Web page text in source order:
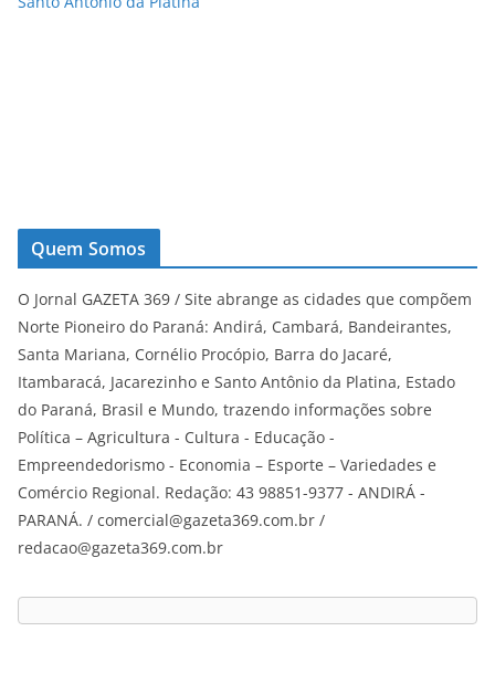
Quem Somos
O Jornal GAZETA 369 / Site abrange as cidades que compõem
Norte Pioneiro do Paraná: Andirá, Cambará, Bandeirantes,
Santa Mariana, Cornélio Procópio, Barra do Jacaré,
Itambaracá, Jacarezinho e Santo Antônio da Platina, Estado
do Paraná, Brasil e Mundo, trazendo informações sobre
Política – Agricultura - Cultura - Educação -
Empreendedorismo - Economia – Esporte – Variedades e
Comércio Regional. Redação: 43 98851-9377 - ANDIRÁ -
PARANÁ. / comercial@gazeta369.com.br /
redacao@gazeta369.com.br